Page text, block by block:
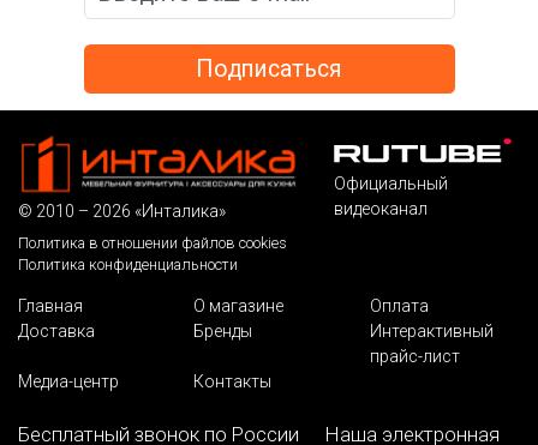
© 2010 – 2026 «Инталика»
Политика в отношении файлов cookies
Политика конфиденциальности
Официальный
видеоканал
Главная О магазине
Оплата
Доставка
Бренды
Интерактивный
прайс-лист
Медиа-центр
Контакты
Бесплатный звонок по России Наша электронная